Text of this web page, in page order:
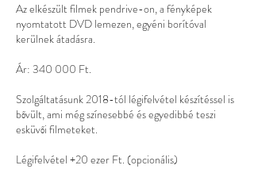
Az elkészült filmek pendrive-on, a fényképek
nyomtatott DVD lemezen, egyéni borítóval
kerülnek átadásra.
Ár: 340 000 Ft.
Szolgáltatásunk 2018-tól légifelvétel készítéssel is
bővült, ami még színesebbé és egyedibbé teszi
esküvői filmeteket.